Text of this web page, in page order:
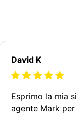
David K
Esprimo la mia
agente Mark